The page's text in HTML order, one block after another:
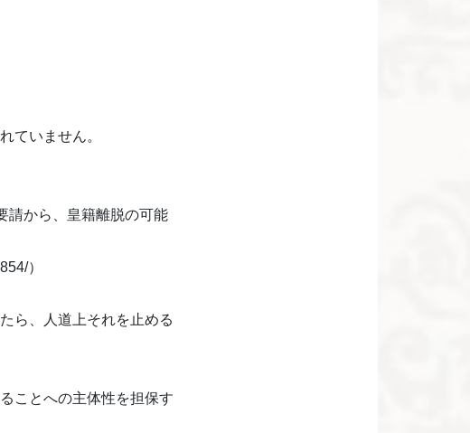
ていません。
請から、皇籍離脱の可能
）
ら、人道上それを止める
ことへの主体性を担保す